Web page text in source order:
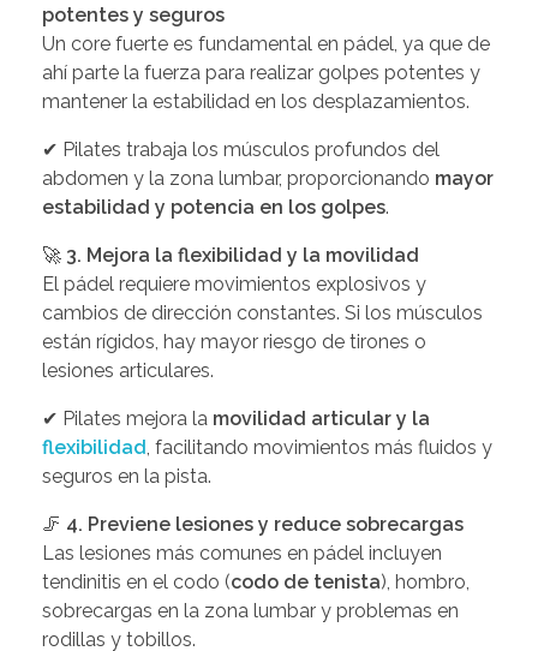
potentes y seguros
Un core fuerte es fundamental en pádel, ya que de
ahí parte la fuerza para realizar golpes potentes y
mantener la estabilidad en los desplazamientos.
✔ Pilates trabaja los músculos profundos del
abdomen y la zona lumbar, proporcionando mayor
estabilidad y potencia en los golpes.
🚀 3. Mejora la flexibilidad y la movilidad
El pádel requiere movimientos explosivos y
cambios de dirección constantes. Si los músculos
están rígidos, hay mayor riesgo de tirones o
lesiones articulares.
✔ Pilates mejora la movilidad articular y la
flexibilidad, facilitando movimientos más fluidos y
seguros en la pista.
🦵 4. Previene lesiones y reduce sobrecargas
Las lesiones más comunes en pádel incluyen
tendinitis en el codo (codo de tenista), hombro,
sobrecargas en la zona lumbar y problemas en
rodillas y tobillos.